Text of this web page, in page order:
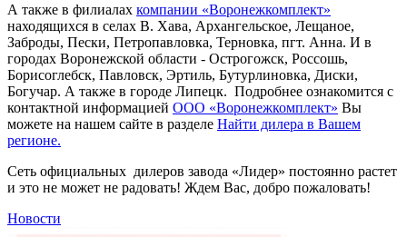
А также в филиалах компании «Воронежкомплект»
находящихся в селах В. Хава, Архангельское, Лещаное,
Заброды, Пески, Петропавловка, Терновка, пгт. Анна. И в
городах Воронежской области - Острогожск, Россошь,
Борисоглебск, Павловск, Эртиль, Бутурлиновка, Диски,
Богучар. А также в городе Липецк. Подробнее ознакомится с
контактной информацией ООО «Воронежкомплект» Вы
можете на нашем сайте в разделе Найти дилера в Вашем
регионе.
Сеть официальных дилеров завода «Лидер» постоянно растет
и это не может не радовать! Ждем Вас, добро пожаловать!
Новости